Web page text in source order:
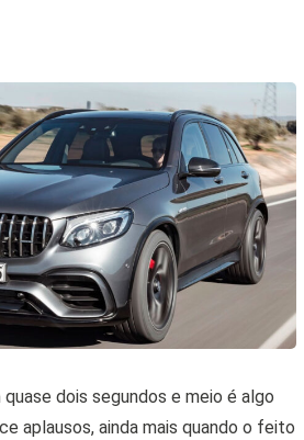
dois segundos e meio é algo
aplausos, ainda mais quando o feito